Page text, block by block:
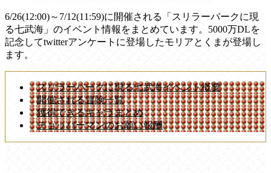
6/26(12:00)～7/12(11:59)に開催される「スリラーバークに現
る七武海」のイベント情報をまとめています。5000万DLを
記念してtwitterアンケートに登場したモリアとくまが登場し
ます。
スリラーバークに現る七武海イベント概要
開催される冒険一覧
獲得できるキャラまとめ
チョッパーマンのお願い報酬